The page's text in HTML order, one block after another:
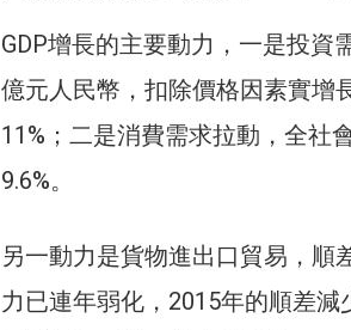
GDP增長的主要動力，一是投資
億元人民幣，扣除價格因素實增
11%；二是消費需求拉動，全社
9.6%。
另一動力是貨物進出口貿易，順
力已連年弱化，2015年的順差減